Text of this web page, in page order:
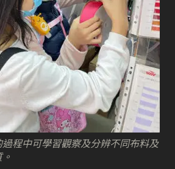
程中可學習觀察及分辨不同布料及